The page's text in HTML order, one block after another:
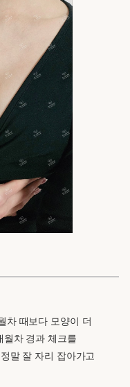
차 때보다 모양이 더
월차 경과 체크를
말 잘 자리 잡아가고